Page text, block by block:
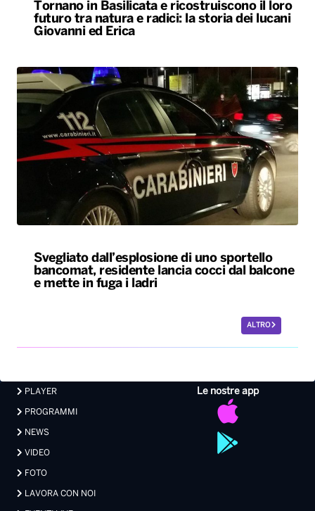
Tornano in Basilicata e ricostruiscono il loro
futuro tra natura e radici: la storia dei lucani
Giovanni ed Erica
Svegliato dall’esplosione di uno sportello
bancomat, residente lancia cocci dal balcone
e mette in fuga i ladri
ALTRO
Le nostre app
PLAYER
PROGRAMMI
NEWS
VIDEO
FOTO
LAVORA CON NOI